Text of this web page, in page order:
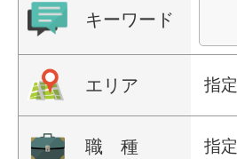
キーワード
エリア 指
職 種 指